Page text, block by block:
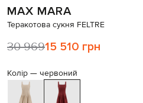
MAX MARA
Теракотова сукня FELTRE
30 96915 510 грн
Колір — червоний